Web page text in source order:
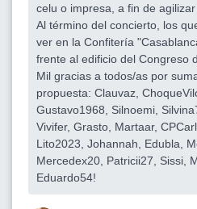
celu o impresa, a fin de
Al término del concierto, los
ver en la Confitería
frente al edificio del Congreso
Mil gracias a todos/as por
propuesta: Clauvaz,
Gustavo1968, Silnoemi,
Vivifer, Grasto, Martaar,
Lito2023, Johannah, Edubla,
Mercedex20, Patricii27, Sissi,
Eduardo54!